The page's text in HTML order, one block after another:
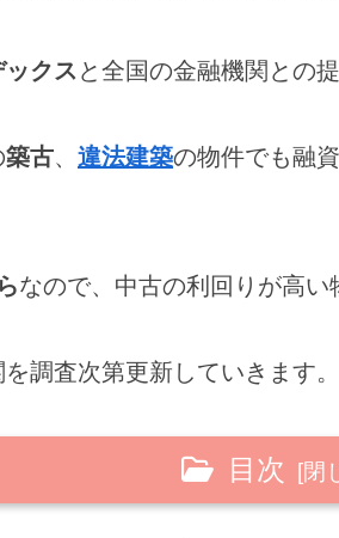
クス と全国の金融機関との
築古、 違法建築の物件でも融
なので、中古の利回りが高い
調査次第更新していきます。
目次